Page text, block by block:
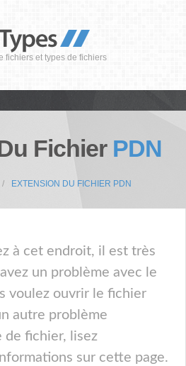
fichiers et types de fichiers
Fichier PDN
EXTENSION DU FICHIER PDN
à cet endroit, il est très
un problème avec le
voulez ouvrir le fichier
autre problème
de fichier, lisez
sur cette page.